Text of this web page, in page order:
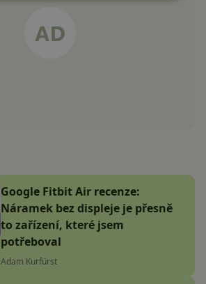
Google Fitbit Air recenze:
Náramek bez displeje je přesně
to zařízení, které jsem
potřeboval
Adam Kurfürst